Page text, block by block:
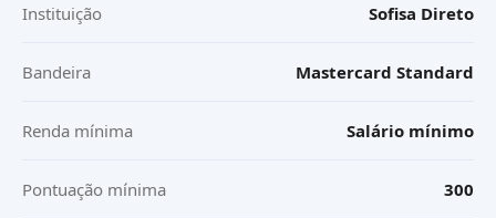
Instituição Sofisa Direto
Bandeira Mastercard Standard
Renda mínima Salário mínimo
Pontuação mínima 300